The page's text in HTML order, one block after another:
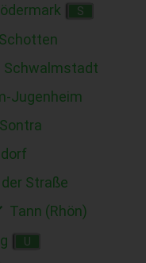
S
Schotten
Schwalmstadt
Jugenheim
Sontra
Straße
Tann (Rhön)
U